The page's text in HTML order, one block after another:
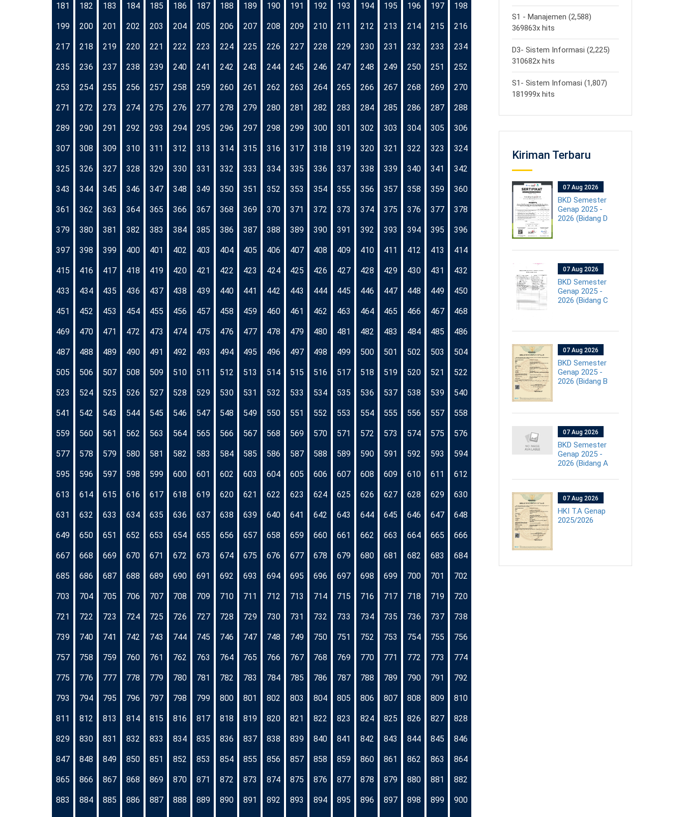
181 182 183 184 185 186 187 188 189 190 191 192 193 194 195 196 197 198
199 200 201 202 203 204 205 206 207 208 209 210 211 212 213 214 215 216
217 218 219 220 221 222 223 224 225 226 227 228 229 230 231 232 233 234
235 236 237 238 239 240 241 242 243 244 245 246 247 248 249 250 251 252
253 254 255 256 257 258 259 260 261 262 263 264 265 266 267 268 269 270
271 272 273 274 275 276 277 278 279 280 281 282 283 284 285 286 287 288
289 290 291 292 293 294 295 296 297 298 299 300 301 302 303 304 305 306
307 308 309 310 311 312 313 314 315 316 317 318 319 320 321 322 323 324
325 326 327 328 329 330 331 332 333 334 335 336 337 338 339 340 341 342
343 344 345 346 347 348 349 350 351 352 353 354 355 356 357 358 359 360
361 362 363 364 365 366 367 368 369 370 371 372 373 374 375 376 377 378
379 380 381 382 383 384 385 386 387 388 389 390 391 392 393 394 395 396
397 398 399 400 401 402 403 404 405 406 407 408 409 410 411 412 413 414
415 416 417 418 419 420 421 422 423 424 425 426 427 428 429 430 431 432
433 434 435 436 437 438 439 440 441 442 443 444 445 446 447 448 449 450
451 452 453 454 455 456 457 458 459 460 461 462 463 464 465 466 467 468
469 470 471 472 473 474 475 476 477 478 479 480 481 482 483 484 485 486
487 488 489 490 491 492 493 494 495 496 497 498 499 500 501 502 503 504
505 506 507 508 509 510 511 512 513 514 515 516 517 518 519 520 521 522
523 524 525 526 527 528 529 530 531 532 533 534 535 536 537 538 539 540
541 542 543 544 545 546 547 548 549 550 551 552 553 554 555 556 557 558
559 560 561 562 563 564 565 566 567 568 569 570 571 572 573 574 575 576
577 578 579 580 581 582 583 584 585 586 587 588 589 590 591 592 593 594
595 596 597 598 599 600 601 602 603 604 605 606 607 608 609 610 611 612
613 614 615 616 617 618 619 620 621 622 623 624 625 626 627 628 629 630
631 632 633 634 635 636 637 638 639 640 641 642 643 644 645 646 647 648
649 650 651 652 653 654 655 656 657 658 659 660 661 662 663 664 665 666
667 668 669 670 671 672 673 674 675 676 677 678 679 680 681 682 683 684
685 686 687 688 689 690 691 692 693 694 695 696 697 698 699 700 701 702
703 704 705 706 707 708 709 710 711 712 713 714 715 716 717 718 719 720
721 722 723 724 725 726 727 728 729 730 731 732 733 734 735 736 737 738
739 740 741 742 743 744 745 746 747 748 749 750 751 752 753 754 755 756
757 758 759 760 761 762 763 764 765 766 767 768 769 770 771 772 773 774
775 776 777 778 779 780 781 782 783 784 785 786 787 788 789 790 791 792
793 794 795 796 797 798 799 800 801 802 803 804 805 806 807 808 809 810
811 812 813 814 815 816 817 818 819 820 821 822 823 824 825 826 827 828
829 830 831 832 833 834 835 836 837 838 839 840 841 842 843 844 845 846
847 848 849 850 851 852 853 854 855 856 857 858 859 860 861 862 863 864
865 866 867 868 869 870 871 872 873 874 875 876 877 878 879 880 881 882
883 884 885 886 887 888 889 890 891 892 893 894 895 896 897 898 899 900
S1 - Manajemen (2,588)
369863x hits
D3- Sistem Informasi (2,225)
310682x hits
S1- Sistem Infomasi (1,807)
181999x hits
Kiriman Terbaru
07 Aug 2026
BKD Semester
Genap 2025 -
2026 (Bidang D
07 Aug 2026
BKD Semester
Genap 2025 -
2026 (Bidang C
07 Aug 2026
BKD Semester
Genap 2025 -
2026 (Bidang B
07 Aug 2026
BKD Semester
Genap 2025 -
2026 (Bidang A
07 Aug 2026
HKI T.A Genap
2025/2026